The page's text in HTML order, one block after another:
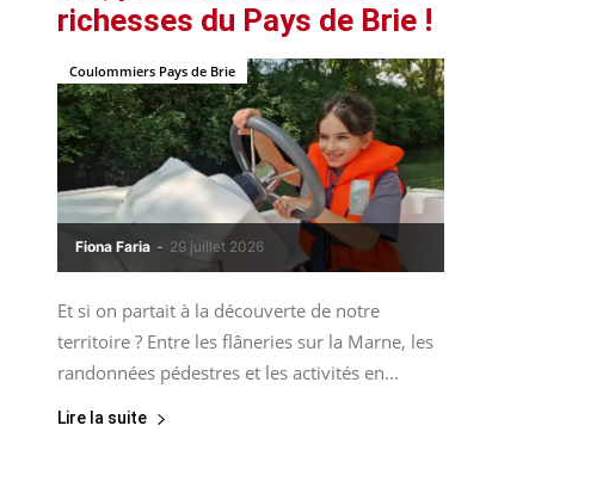
richesses du Pays de Brie !
Fiona Faria - 29 juillet 2026
Coulommiers Pays de Brie
Et si on partait à la découverte de notre
territoire ? Entre les flâneries sur la Marne, les
randonnées pédestres et les activités en...
Lire la suite